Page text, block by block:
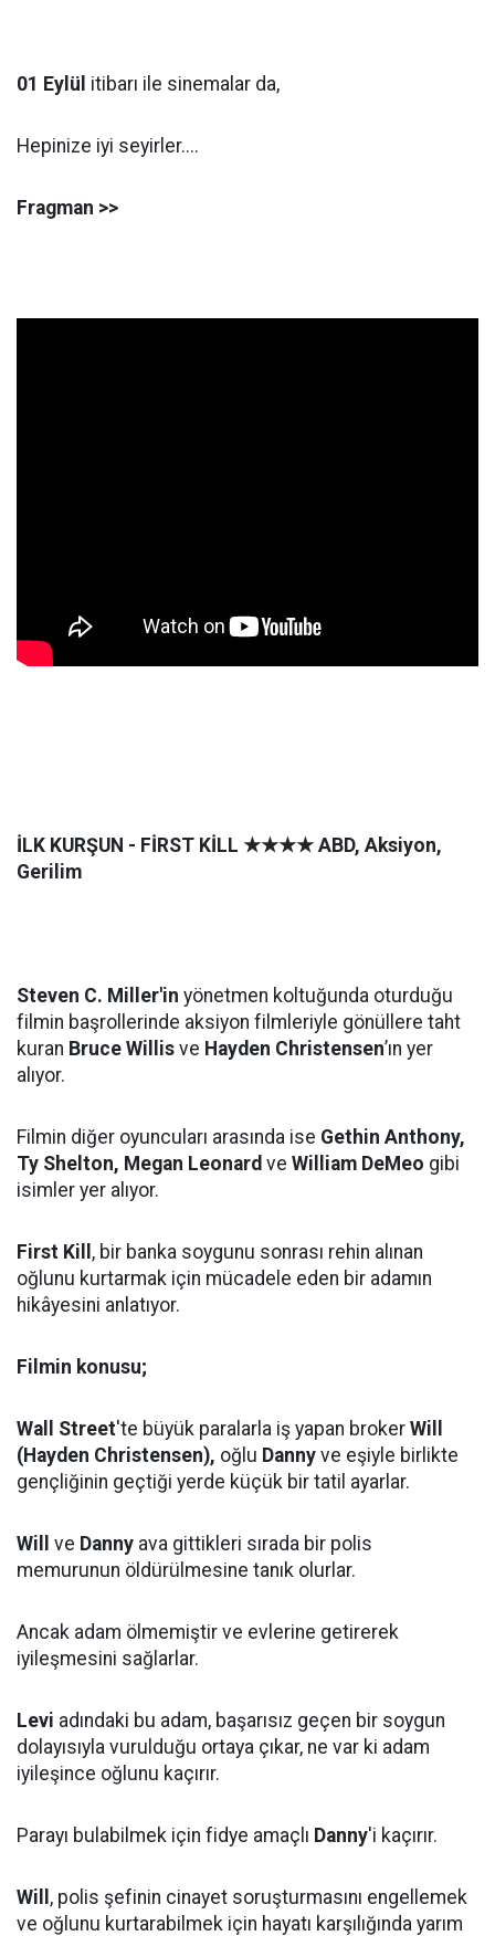
01 Eylül itibarı ile sinemalar da,
Hepinize iyi seyirler....
Fragman >>
İLK KURŞUN - FİRST KİLL ★★★★ ABD, Aksiyon,
Gerilim
Steven C. Miller'in yönetmen koltuğunda oturduğu
filmin başrollerinde aksiyon filmleriyle gönüllere taht
kuran Bruce Willis ve Hayden Christensen’ın yer
alıyor.
Filmin diğer oyuncuları arasında ise Gethin Anthony,
Ty Shelton, Megan Leonard ve William DeMeo gibi
isimler yer alıyor.
First Kill , bir banka soygunu sonrası rehin alınan
oğlunu kurtarmak için mücadele eden bir adamın
hikâyesini anlatıyor.
Filmin konusu;
Wall Street'te büyük paralarla iş yapan broker Will
(Hayden Christensen), oğlu Danny ve eşiyle birlikte
gençliğinin geçtiği yerde küçük bir tatil ayarlar.
Will ve Danny ava gittikleri sırada bir polis
memurunun öldürülmesine tanık olurlar.
Ancak adam ölmemiştir ve evlerine getirerek
iyileşmesini sağlarlar.
Levi adındaki bu adam, başarısız geçen bir soygun
dolayısıyla vurulduğu ortaya çıkar, ne var ki adam
iyileşince oğlunu kaçırır.
Parayı bulabilmek için fidye amaçlı Danny'i kaçırır.
Will , polis şefinin cinayet soruşturmasını engellemek
ve oğlunu kurtarabilmek için hayatı karşılığında yarım